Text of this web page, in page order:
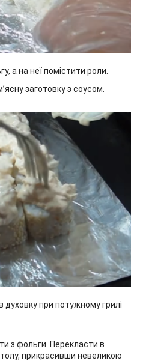
а на неї помістити роли.
заготовку з соусом.
духовку при потужному грилі
з фольги. Перекласти в
прикрасивши невеликою